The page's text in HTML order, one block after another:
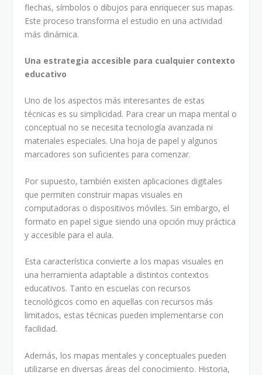
flechas, símbolos o dibujos para enriquecer sus mapas.
Este proceso transforma el estudio en una actividad
más dinámica.
Una estrategia accesible para cualquier contexto
educativo
Uno de los aspectos más interesantes de estas
técnicas es su simplicidad. Para crear un mapa mental o
conceptual no se necesita tecnología avanzada ni
materiales especiales. Una hoja de papel y algunos
marcadores son suficientes para comenzar.
Por supuesto, también existen aplicaciones digitales
que permiten construir mapas visuales en
computadoras o dispositivos móviles. Sin embargo, el
formato en papel sigue siendo una opción muy práctica
y accesible para el aula.
Esta característica convierte a los mapas visuales en
una herramienta adaptable a distintos contextos
educativos. Tanto en escuelas con recursos
tecnológicos como en aquellas con recursos más
limitados, estas técnicas pueden implementarse con
facilidad.
Además, los mapas mentales y conceptuales pueden
utilizarse en diversas áreas del conocimiento. Historia,